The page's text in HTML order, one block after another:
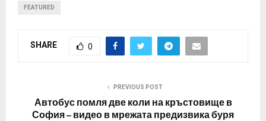
FEATURED
SHARE 0
PREVIOUS POST
Автобус помля две коли на кръстовище в
София – видео в мрежата предизвика буря